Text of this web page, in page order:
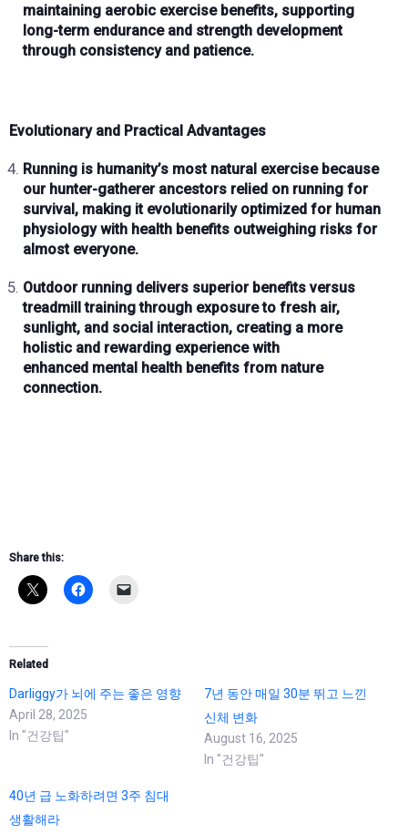
maintaining aerobic exercise benefits, supporting
long-term endurance and strength development
through consistency and patience.
Evolutionary and Practical Advantages
Running is humanity’s most natural exercisebecause
our hunter-gatherer ancestors relied on running for
survival, making it evolutionarily optimized for human
physiology with health benefits outweighing risks for
almost everyone.
Outdoor running delivers superior benefits versus
treadmill training through exposure to fresh air,
sunlight, and social interaction, creating a more
holistic and rewarding experiencewith
enhanced mental health benefits from nature
connection.
Share this:
Related
Darliggy가 뇌에 주는 좋은 영향
April 28, 2025
In "건강팁"
7년 동안 매일 30분 뛰고 느낀
신체 변화
August 16, 2025
In "건강팁"
40년 급 노화하려면 3주 침대
생활해라